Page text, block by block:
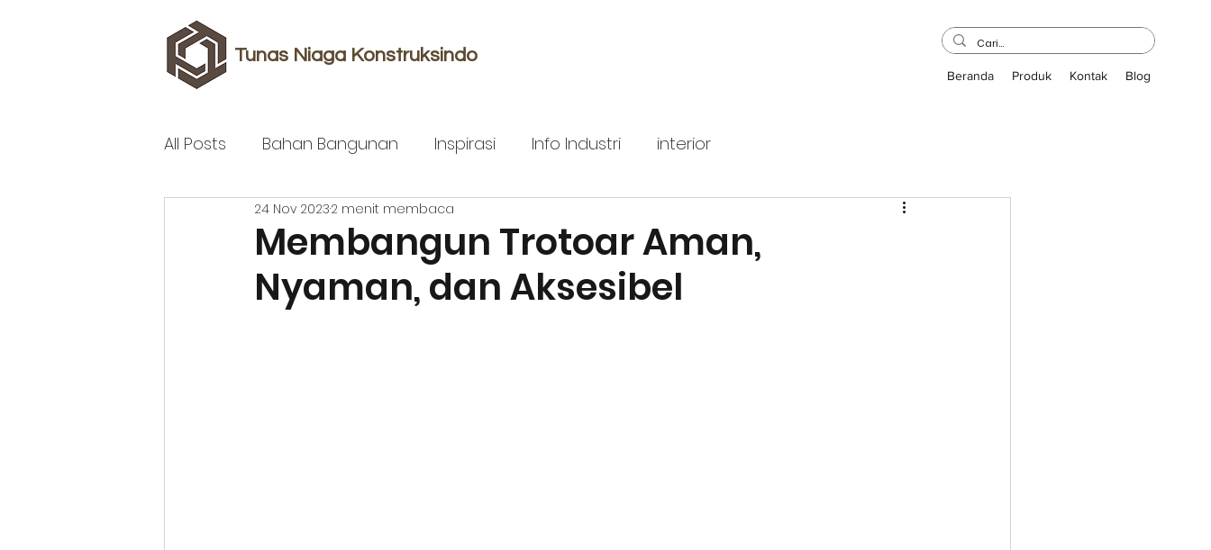
Tunas Niaga Konstruksindo
Beranda Produk Kontak Blog
All Posts Bahan Bangunan Inspirasi Info Industri interior
Membangun Trotoar Aman,
Nyaman, dan Aksesibel
24 Nov 20232 menit membaca